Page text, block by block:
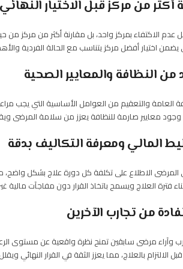
أكثر من مركز قبل الاختيار
الاكتفاء بمركز واحد، بل مقارنة أكثر من مركز من
اختيار أفضل مركز يتناسب مع الحالة الفردية
من النظافة والمعايير الصحية
العامة والتعقيم من العوامل الأساسية التي يجب
وجود معايير صارمة للنظافة يعزز من سلامة المرضى
المالي ومعرفة التكاليف بدقة
المرضى الاطلاع على تكلفة كل دورة علاج بشكل
فترة العلاج ويسمح باتخاذ القرار دون مفاجآت مالية
من تجارب الآخرين
وآراء مرضى سابقين تمنح نظرة واقعية عن مستوى
الالتزام بالعلاج، مما يعزز الثقة في القرار النهائي